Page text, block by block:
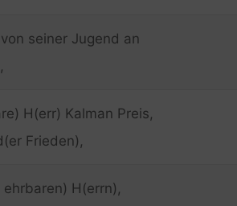
seiner Jugend an
H(err) Kalman Preis,
Frieden),
ehrbaren) H(errn),